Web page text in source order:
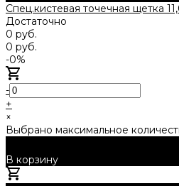
Спец.кистевая точечная щетка
Достаточно
0 руб.
0 руб.
-0%
-
+
×
Выбрано максимальное
В корзину